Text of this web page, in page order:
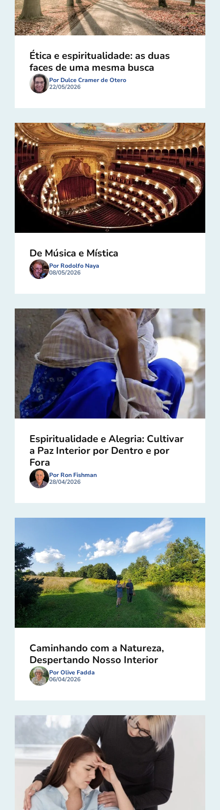
Ética e espiritualidade: as duas
faces de uma mesma busca
Por Dulce Cramer de Otero
22/05/2026
De Música e Mística
Por Rodolfo Naya
08/05/2026
Espiritualidade e Alegria: Cultivar
a Paz Interior por Dentro e por
Fora
Por Ron Fishman
28/04/2026
Caminhando com a Natureza,
Despertando Nosso Interior
Por Olive Fadda
06/04/2026